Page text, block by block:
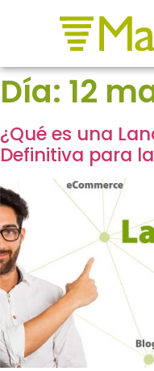
Día: 12
¿Qué es una
Definitiva para